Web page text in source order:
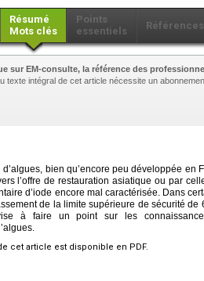
Résumé
Mots clés
Points
essentiels
Références
sur EM-consulte, la référence des
texte intégral de cet article nécessite un
d’algues, bien qu’encore peu développée
l’offre de restauration asiatique ou par
d’iode encore mal caractérisée. Dans
de la limite supérieure de sécurité de
à faire un point sur les
cet article est disponible en PDF.